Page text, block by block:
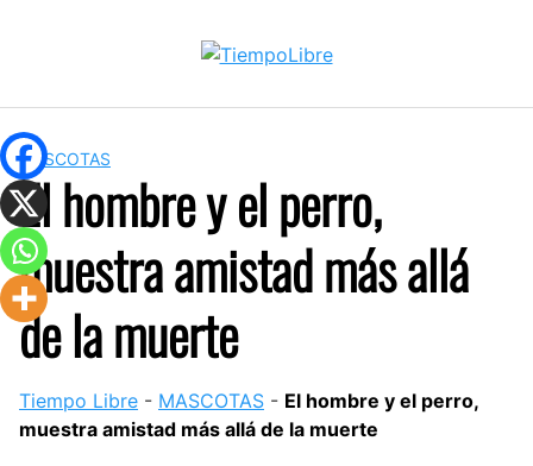
MASCOTAS
El hombre y el perro,
muestra amistad más allá
de la muerte
Tiempo Libre - MASCOTAS - El hombre y el perro,
muestra amistad más allá de la muerte